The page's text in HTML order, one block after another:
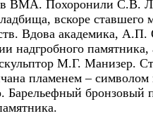
ВМА. Похоронили С.В.
вскоре ставшего
Вдова академика, А.П.
надгробного памятника,
М.Г. Манизер.
пламенем – символом
Барельефный бронзовый